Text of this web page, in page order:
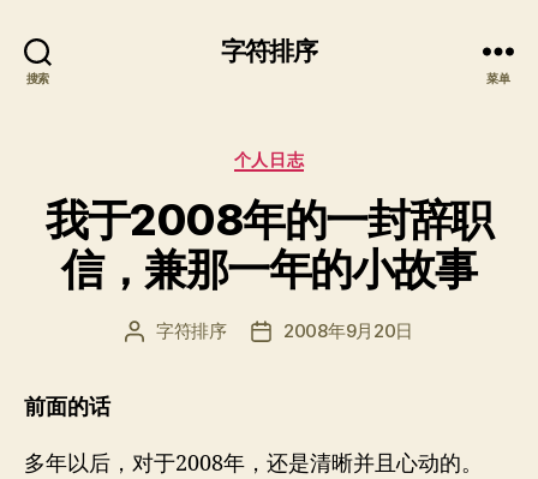
搜索
字符排序
菜单
分
个人日志
我于2008年的一封辞职
信，兼那一年的小故事
文 字符排序
发 2008年9月20日
前面的话
多年以后，对于2008年，还是清晰并且心动的。